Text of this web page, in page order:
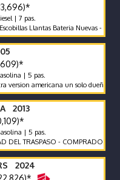
| 7 pas.
Llantas Bateria Nuevas - Recor de
| 5 pas.
americana un solo dueño.
2013
| 5 pas.
TRASPASO - COMPRADO EN CR
2024